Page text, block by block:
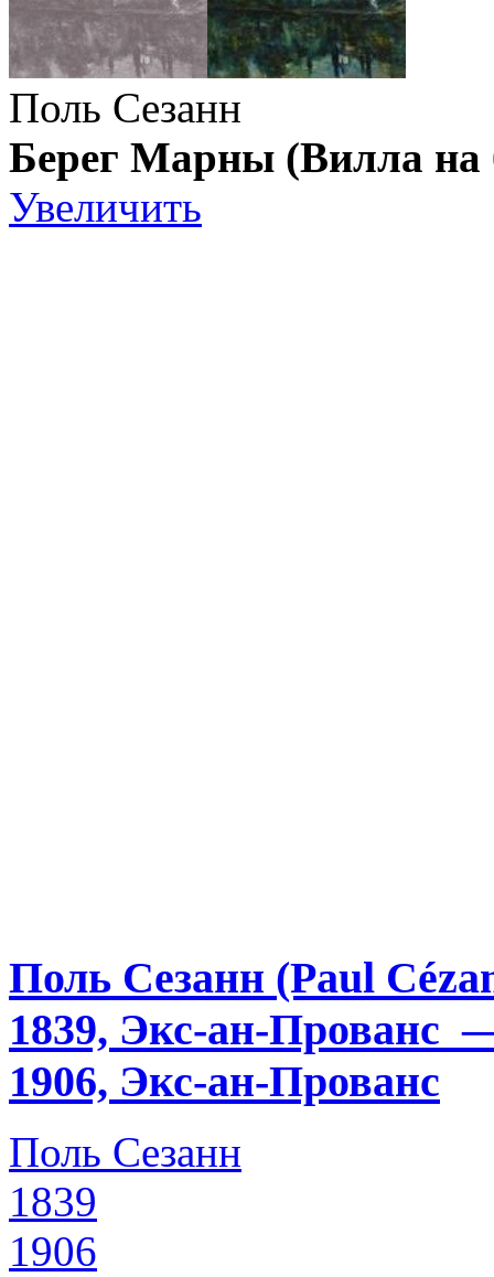
Поль Сезанн
Берег Марны (Вилла на
Увеличить
Поль Сезанн (Paul
1839, Экс-ан-Прованс
1906, Экс-ан-Прованс
Поль Сезанн
1839
1906